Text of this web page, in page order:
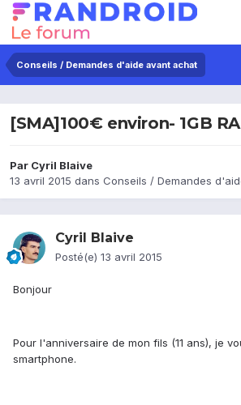
Conseils / Demandes d'aide avant achat
[SMA]100€ environ- 1GB
Par Cyril Blaive
13 avril 2015 dans Conseils / Demandes
Cyril Blaive
Posté(e) 13 avril 2015
Bonjour
Pour l'anniversaire de mon fils (11 ans), je
smartphone.